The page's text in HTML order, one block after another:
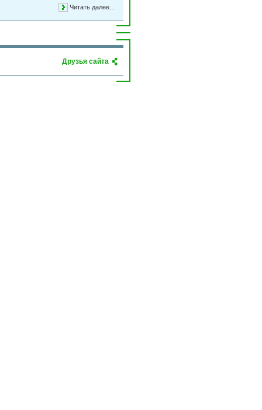
Читать далее...
Друзья сайта